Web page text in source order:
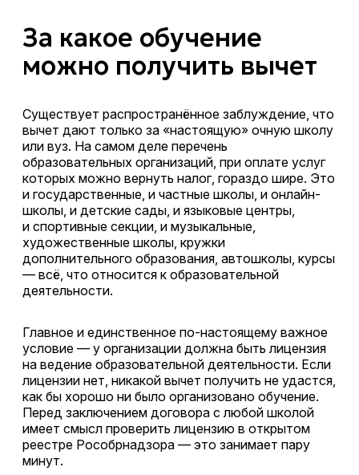
За какое обучение
можно получить вычет
Существует распространённое заблуждение, что
вычет дают только за «настоящую» очную школу
или вуз. На самом деле перечень
образовательных организаций, при оплате услуг
которых можно вернуть налог, гораздо шире. Это
и государственные, и частные школы, и онлайн-
школы, и детские сады, и языковые центры,
и спортивные секции, и музыкальные,
художественные школы, кружки
дополнительного образования, автошколы, курсы
— всё, что относится к образовательной
деятельности.
Главное и единственное по-настоящему важное
условие — у организации должна быть лицензия
на ведение образовательной деятельности. Если
лицензии нет, никакой вычет получить не удастся,
как бы хорошо ни было организовано обучение.
Перед заключением договора с любой школой
имеет смысл проверить лицензию в открытом
реестре Рособрнадзора — это занимает пару
минут.